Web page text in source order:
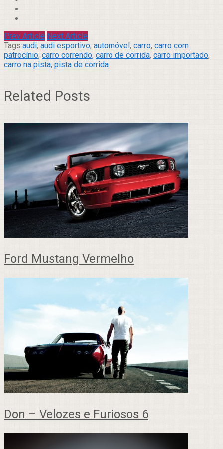
Prev Article Next Article
Tags:audi, audi esportivo, automóvel, carro, carro com
patrocínio, carro correndo, carro de corrida, carro importado,
carro na pista, pista de corrida
Related Posts
Ford Mustang Vermelho
Don – Velozes e Furiosos 6